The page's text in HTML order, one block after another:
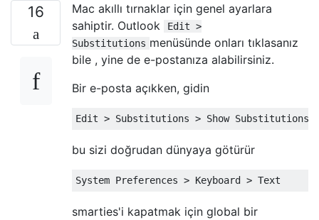
16
Mac akıllı tırnaklar için genel ayarlara
sahiptir. Outlook
Edit >
Substitutions menüsünde onları tıklasanız
bile , yine de e-postanıza alabilirsiniz.
Bir e-posta açıkken, gidin
bu sizi doğrudan dünyaya götürür
smarties'i kapatmak için global bir